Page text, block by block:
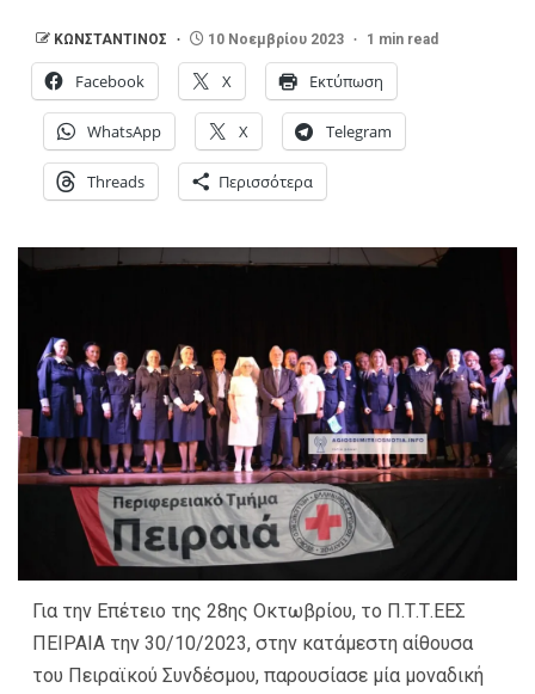
ΚΩΝΣΤΑΝΤΙΝΟΣ 10 Νοεμβρίου 2023 1 min read
Facebook X Εκτύπωση
WhatsApp X Telegram
Threads Περισσότερα
Για την Επέτειο της 28ης Οκτωβρίου, το Π.Τ.Τ.ΕΕΣ
ΠΕΙΡΑΙΑ την 30/10/2023, στην κατάμεστη αίθουσα
του Πειραϊκoύ Συνδέσμου, παρουσίασε μία μοναδική